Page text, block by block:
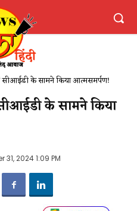
​​के सामने किया आत्मसमर्पण!
​​के सामने किया
31, 2024 1:09 PM